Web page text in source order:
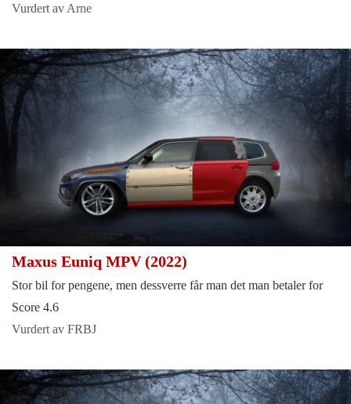
Vurdert av Arne
Maxus Euniq MPV (2022)
Stor bil for pengene, men dessverre får man det man betaler for
Score 4.6
Vurdert av FRBJ